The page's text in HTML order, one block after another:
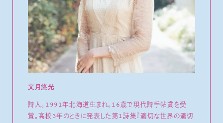
文月悠光
詩人。1991年北海道生まれ。16歳で現代詩手帖賞を受
賞。高校3年のときに発表した第1詩集『適切な世界の適切